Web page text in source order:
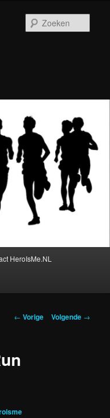
HeroIsMe.NL
Berichtnavigatie
← Vorige Volgende →